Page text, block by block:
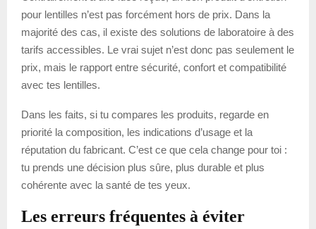
pour lentilles n’est pas forcément hors de prix. Dans la
majorité des cas, il existe des solutions de laboratoire à des
tarifs accessibles. Le vrai sujet n’est donc pas seulement le
prix, mais le rapport entre sécurité, confort et compatibilité
avec tes lentilles.
Dans les faits, si tu compares les produits, regarde en
priorité la composition, les indications d’usage et la
réputation du fabricant. C’est ce que cela change pour toi :
tu prends une décision plus sûre, plus durable et plus
cohérente avec la santé de tes yeux.
Les erreurs fréquentes à éviter